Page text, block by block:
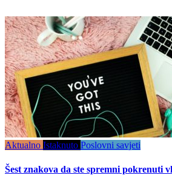
Aktualno Istaknuto Poslovni savjeti
Šest znakova da ste spremni pokrenuti